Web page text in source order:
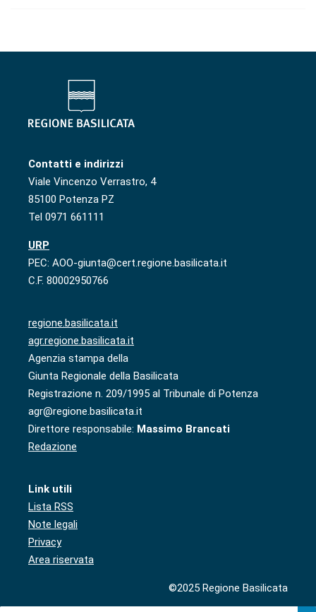
Contatti e indirizzi
Viale Vincenzo Verrastro, 4
85100 Potenza PZ
Tel 0971 661111
URP
PEC: AOO-giunta@cert.regione.basilicata.it
C.F. 80002950766
regione.basilicata.it
agr.regione.basilicata.it
Agenzia stampa della
Giunta Regionale della Basilicata
Registrazione n. 209/1995 al Tribunale di Potenza
agr@regione.basilicata.it
Direttore responsabile: Massimo Brancati
Redazione
Link utili
Lista RSS
Note legali
Privacy
Area riservata
©2025 Regione Basilicata